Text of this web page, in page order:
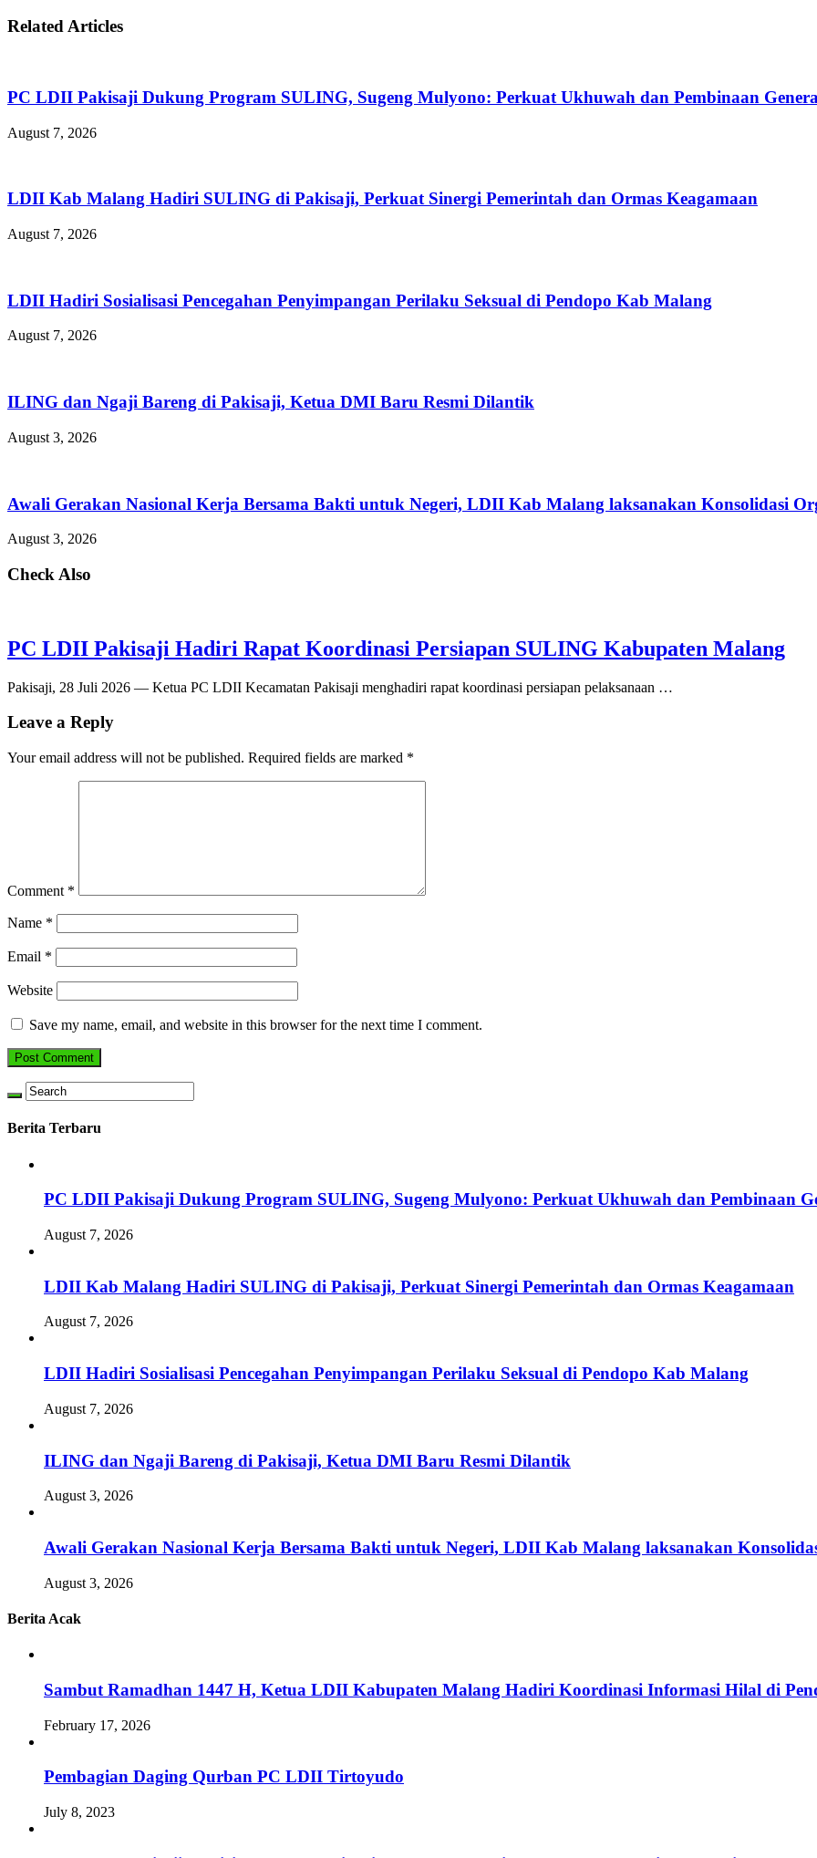
Related Articles
PC LDII Pakisaji Dukung Program SULING, Sugeng Mulyono: Perkuat Ukhuwah dan Pembinaan
August 7, 2026
LDII Kab Malang Hadiri SULING di Pakisaji, Perkuat Sinergi Pemerintah dan Ormas Keagamaan
August 7, 2026
LDII Hadiri Sosialisasi Pencegahan Penyimpangan Perilaku Seksual di Pendopo Kab Malang
August 7, 2026
ILING dan Ngaji Bareng di Pakisaji, Ketua DMI Baru Resmi Dilantik
August 3, 2026
Awali Gerakan Nasional Kerja Bersama Bakti untuk Negeri, LDII Kab Malang laksanakan Konsolidasi
August 3, 2026
Check Also
PC LDII Pakisaji Hadiri Rapat Koordinasi Persiapan SULING Kabupaten Malang
Pakisaji, 28 Juli 2026 — Ketua PC LDII Kecamatan Pakisaji menghadiri rapat koordinasi persiapan pelaksanaan …
Leave a Reply
Your email address will not be published. Required fields are marked *
Comment *
Name *
Email *
Website
Save my name, email, and website in this browser for the next time I comment.
Berita Terbaru
PC LDII Pakisaji Dukung Program SULING, Sugeng Mulyono: Perkuat Ukhuwah dan Pembinaan
August 7, 2026
LDII Kab Malang Hadiri SULING di Pakisaji, Perkuat Sinergi Pemerintah dan Ormas Keagamaan
August 7, 2026
LDII Hadiri Sosialisasi Pencegahan Penyimpangan Perilaku Seksual di Pendopo Kab Malang
August 7, 2026
ILING dan Ngaji Bareng di Pakisaji, Ketua DMI Baru Resmi Dilantik
August 3, 2026
Awali Gerakan Nasional Kerja Bersama Bakti untuk Negeri, LDII Kab Malang laksanakan
August 3, 2026
Berita Acak
Sambut Ramadhan 1447 H, Ketua LDII Kabupaten Malang Hadiri Koordinasi Informasi Hilal di
February 17, 2026
Pembagian Daging Qurban PC LDII Tirtoyudo
July 8, 2023